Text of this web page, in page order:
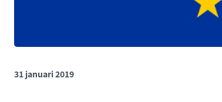
31 januari 2019